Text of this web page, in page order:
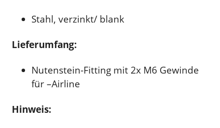
Stahl, verzinkt/ blank
Lieferumfang:
Nutenstein-Fitting mit 2x M6 Gewinde
für –Airline
Hinweis: